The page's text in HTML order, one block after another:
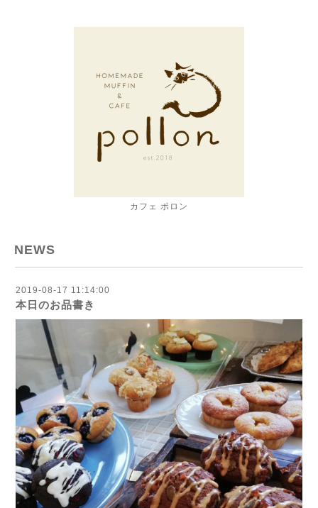
カフェ ポロン
NEWS
2019-08-17 11:14:00
本日のお品書き